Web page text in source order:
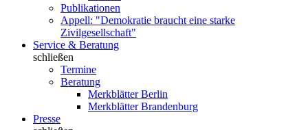
Publikationen
Appell: "Demokratie braucht eine starke
Zivilgesellschaft"
Service & Beratung
schließen
Termine
Beratung
Merkblätter Berlin
Merkblätter Brandenburg
Presse